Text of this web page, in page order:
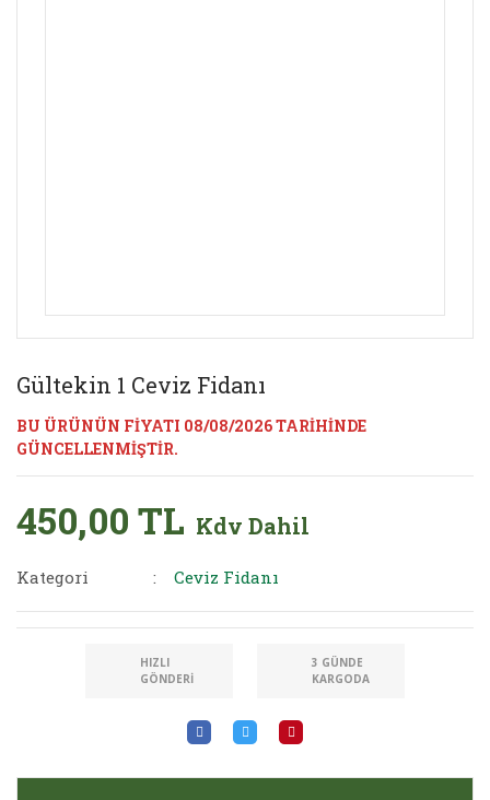
Gültekin 1 Ceviz Fidanı
BU ÜRÜNÜN FİYATI 08/08/2026 TARİHİNDE
GÜNCELLENMİŞTİR.
450,00 TL Kdv Dahil
Kategori Ceviz Fidanı
HIZLI
GÖNDERI
3 GÜNDE
KARGODA